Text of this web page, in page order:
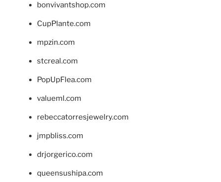
bonvivantshop.com
CupPlante.com
mpzin.com
stcreal.com
PopUpFlea.com
valueml.com
rebeccatorresjewelry.com
jmpbliss.com
drjorgerico.com
queensushipa.com